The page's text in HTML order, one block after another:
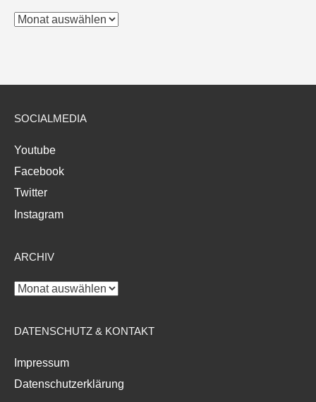
Archiv
SOCIALMEDIA
Youtube
Facebook
Twitter
Instagram
ARCHIV
Archiv
DATENSCHUTZ & KONTAKT
Impressum
Datenschutzerklärung